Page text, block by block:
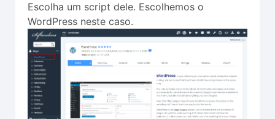
Escolha um script dele. Escolhemos o
WordPress neste caso.